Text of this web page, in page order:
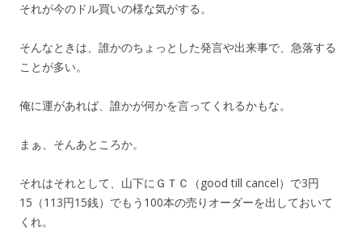
それが今のドル買いの様な気がする。
そんなときは、誰かのちょっとした発言や出来事で、急落する
ことが多い。
俺に運があれば、誰かが何かを言ってくれるかもな。
まぁ、そんあところか。
それはそれとして、山下にＧＴＣ（good till cancel）で3円
15（113円15銭）でもう100本の売りオーダーを出しておいて
くれ。